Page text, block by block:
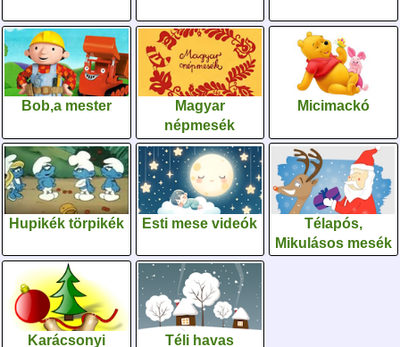
Bob,a mester
Magyar
népmesék
Micimackó
Hupikék törpikék Esti mese videók
Télapós,
Mikulásos mesék
Karácsonyi Téli havas